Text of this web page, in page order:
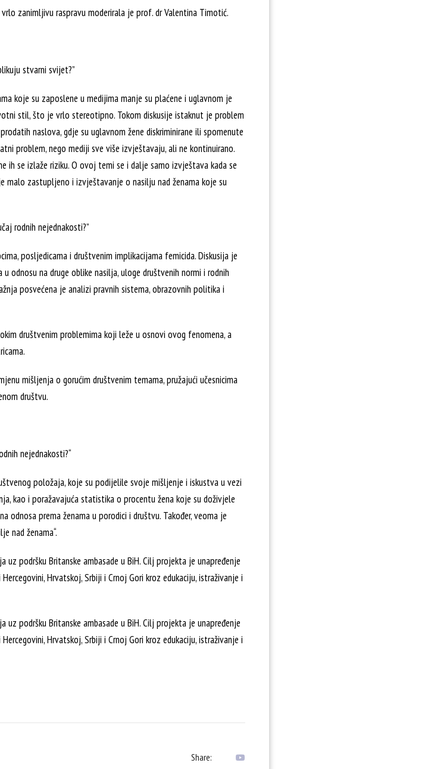
zanimljivu raspravu moderirala je prof. dr Valentina Timotić.
stvarni svijet?”
koje su zaposlene u medijima manje su plaćene i uglavnom je
stil, što je vrlo stereotipno. Tokom diskusije istaknut je problem
naslova, gdje su uglavnom žene diskriminirane ili spomenute
problem, nego mediji sve više izvještavaju, ali ne kontinuirano.
se izlaže riziku. O ovoj temi se i dalje samo izvještava kada se
malo zastupljeno i izvještavanje o nasilju nad ženama koje su
rodnih nejednakosti?”
posljedicama i društvenim implikacijama femicida. Diskusija je
na druge oblike nasilja, uloge društvenih normi i rodnih
posvećena je analizi pravnih sistema, obrazovnih politika i
društvenim problemima koji leže u osnovi ovog fenomena, a
mišljenja o gorućim društvenim temama, pružajući učesnicima
društvu.
nejednakosti?“
položaja, koje su podijelile svoje mišljenje i iskustva u vezi
kao i poražavajuća statistika o procentu žena koje su doživjele
odnosa prema ženama u porodici i društvu. Također, veoma je
nad ženama“.
podršku Britanske ambasade u BiH. Cilj projekta je unapređenje
Hrvatskoj, Srbiji i Crnoj Gori kroz edukaciju, istraživanje i
podršku Britanske ambasade u BiH. Cilj projekta je unapređenje
Hrvatskoj, Srbiji i Crnoj Gori kroz edukaciju, istraživanje i
Share: